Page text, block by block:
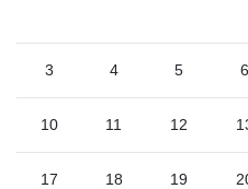
3 4 5 6
10 11 12
17 18 19